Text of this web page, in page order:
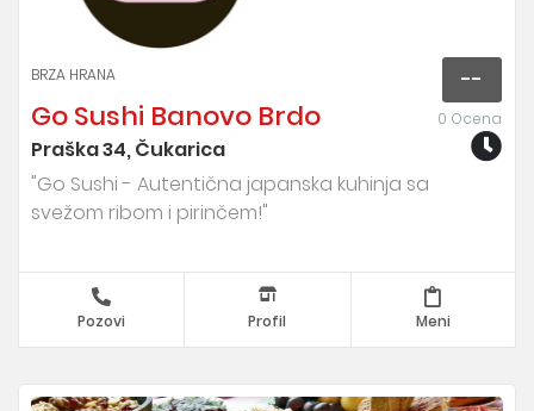
--
0 Ocena
BRZA HRANA
Go Sushi Banovo Brdo
Praška 34, Čukarica
"Go Sushi - Autentična japanska kuhinja sa
svežom ribom i pirinčem!"
Pozovi Profil Meni